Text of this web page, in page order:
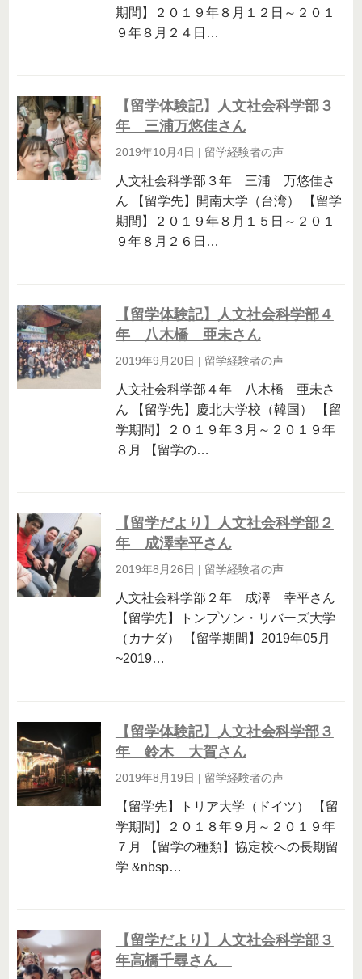
期間】２０１９年８月１２日～２０１
９年８月２４日…
【留学体験記】人文社会科学部３
年 三浦万悠佳さん
2019年10月4日 | 留学経験者の声
人文社会科学部３年 三浦 万悠佳さ
ん 【留学先】開南大学（台湾） 【留学
期間】２０１９年８月１５日～２０１
９年８月２６日…
【留学体験記】人文社会科学部４
年 八木橋 亜未さん
2019年9月20日 | 留学経験者の声
人文社会科学部４年 八木橋 亜未さ
ん 【留学先】慶北大学校（韓国） 【留
学期間】２０１９年３月～２０１９年
８月 【留学の…
【留学だより】人文社会科学部２
年 成澤幸平さん
2019年8月26日 | 留学経験者の声
人文社会科学部２年 成澤 幸平さん
【留学先】トンプソン・リバーズ大学
（カナダ） 【留学期間】2019年05月
~2019…
【留学体験記】人文社会科学部３
年 鈴木 大賀さん
2019年8月19日 | 留学経験者の声
【留学先】トリア大学（ドイツ） 【留
学期間】２０１８年９月～２０１９年
７月 【留学の種類】協定校への長期留
学 &nbsp…
【留学だより】人文社会科学部３
年高橋千尋さん